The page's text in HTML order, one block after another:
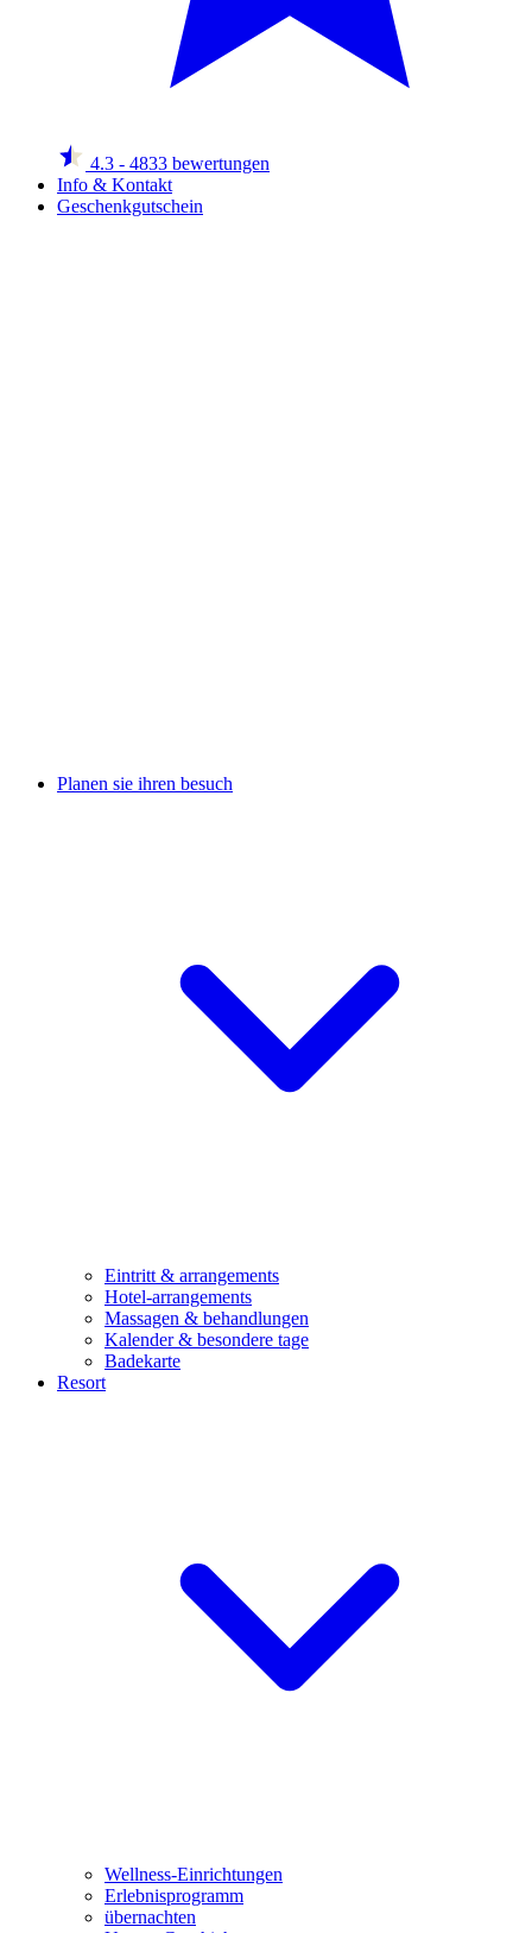
4.3 - 4833 bewertungen
Info & Kontakt
Geschenkgutschein
Planen sie ihren besuch
Eintritt & arrangements
Hotel-arrangements
Massagen & behandlungen
Kalender & besondere tage
Badekarte
Resort
Wellness-Einrichtungen
Erlebnisprogramm
übernachten